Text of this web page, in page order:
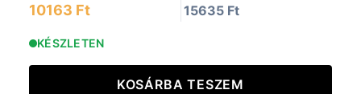
10163 Ft 15635 Ft
KÉSZLETEN
KOSÁRBA TESZEM